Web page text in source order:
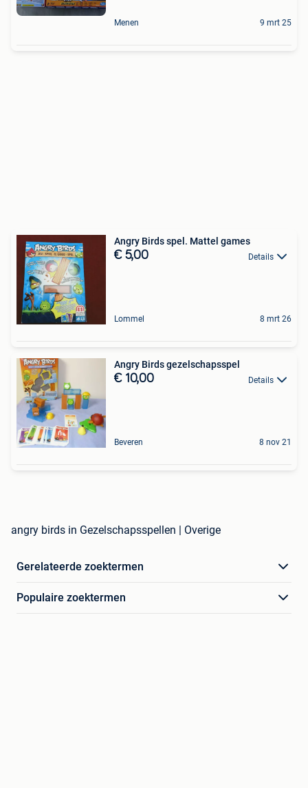
Menen 9 mrt 25
Angry Birds spel. Mattel games
€ 5,00 Details
Lommel 8 mrt 26
Angry Birds gezelschapsspel
€ 10,00 Details
Beveren 8 nov 21
angry birds in Gezelschapsspellen | Overige
Gerelateerde zoektermen
Populaire zoektermen